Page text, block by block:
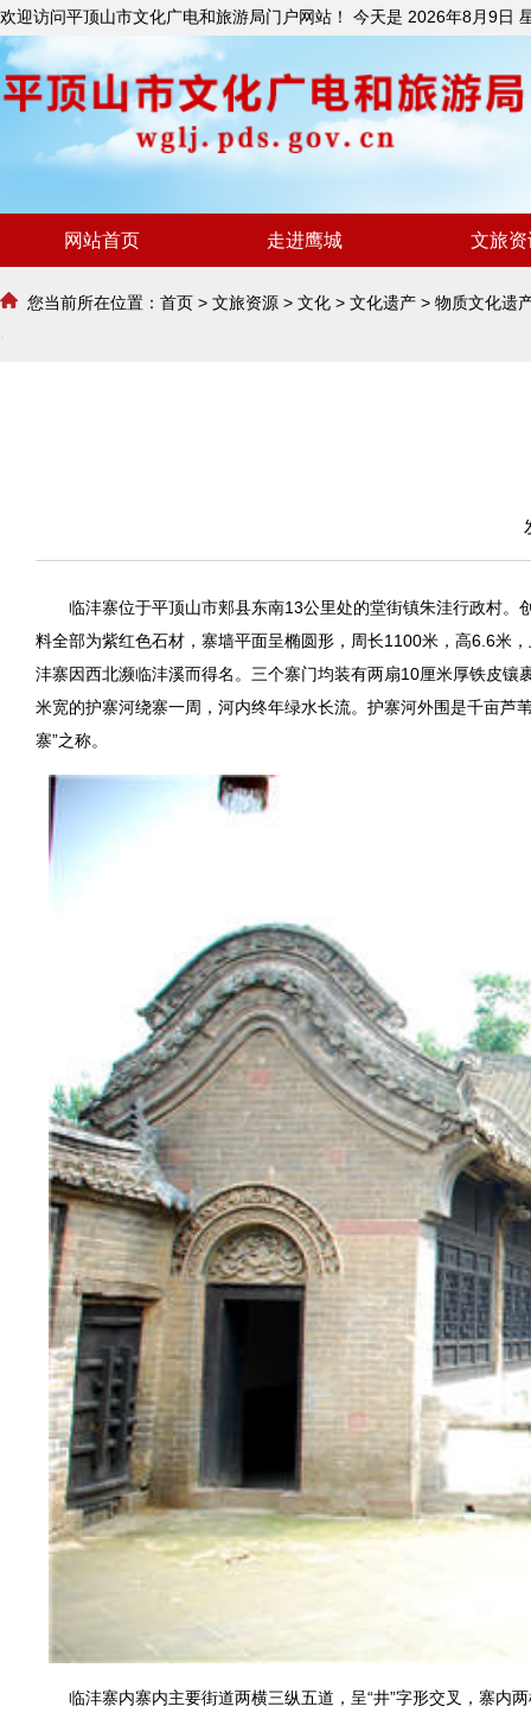
欢迎访问平顶山市文化广电和旅游局门户网站！ 今天是 2026年8月9日
网站首页 走进鹰城 文旅资
您当前所在位置： 首页 > 文旅资源 > 文化 > 文化遗产 > 物质文化遗
临沣寨位于平顶山市郏县东南13公里处的堂街镇朱洼行政村
料全部为紫红色石材，寨墙平面呈椭圆形，周长1100米，高6.6米
沣寨因西北濒临沣溪而得名。三个寨门均装有两扇10厘米厚铁皮镶
米宽的护寨河绕寨一周，河内终年绿水长流。护寨河外围是千亩芦
寨”之称。
临沣寨内寨内主要街道两横三纵五道，呈“井”字形交叉，寨内